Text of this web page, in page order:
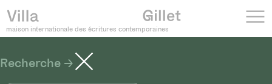
maison internationale des écritures contemporaines
Recherche